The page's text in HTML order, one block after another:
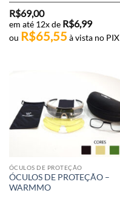
R$69,00
em até 12x de R$6,99
ou R$65,55 à vista no PIX
ÓCULOS DE PROTEÇÃO
ÓCULOS DE PROTEÇÃO –
WARMMO